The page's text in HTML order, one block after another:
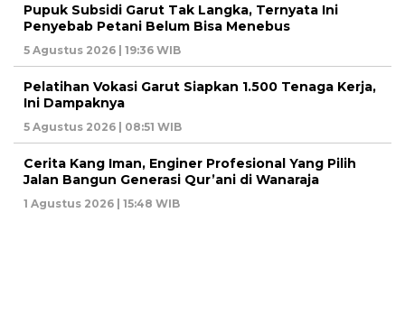
Pupuk Subsidi Garut Tak Langka, Ternyata Ini
Penyebab Petani Belum Bisa Menebus
5 Agustus 2026 | 19:36 WIB
Pelatihan Vokasi Garut Siapkan 1.500 Tenaga Kerja,
Ini Dampaknya
5 Agustus 2026 | 08:51 WIB
Cerita Kang Iman, Enginer Profesional Yang Pilih
Jalan Bangun Generasi Qur’ani di Wanaraja
1 Agustus 2026 | 15:48 WIB